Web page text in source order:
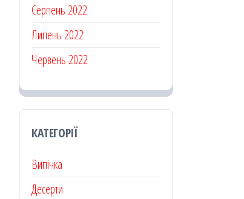
Серпень 2022
Липень 2022
Червень 2022
КАТЕГОРІЇ
Випічка
Десерти